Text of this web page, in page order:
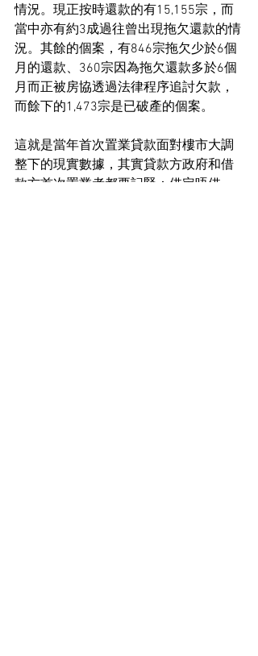
情況。現正按時還款的有15,155宗，而
當中亦有約3成過往曾出現拖欠還款的情
況。其餘的個案，有846宗拖欠少於6個
月的還款、360宗因為拖欠還款多於6個
月而正被房協透過法律程序追討欠款，
而餘下的1,473宗是已破產的個案。
這就是當年首次置業貸款面對樓市大調
整下的現實數據，其實貸款方政府和借
款方首次置業者都要記緊：借定唔借，